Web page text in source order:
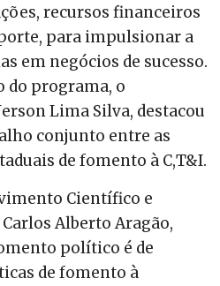
recursos financeiros
para impulsionar a
em negócios de sucesso.
do programa, o
Lima Silva, destacou
conjunto entre as
de fomento à C,T&I.
Científico e
Alberto Aragão,
político é de
de fomento à